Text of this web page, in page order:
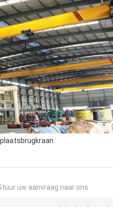
uw aanvraag naar ons